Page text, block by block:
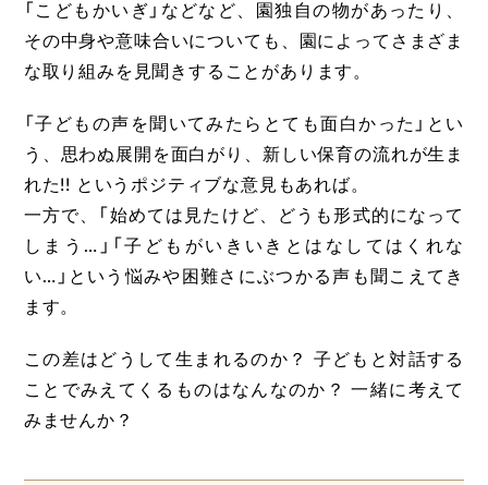
「こどもかいぎ」などなど、園独自の物があったり、
その中身や意味合いについても、園によってさまざま
な取り組みを見聞きすることがあります。
「子どもの声を聞いてみたらとても面白かった」とい
う、思わぬ展開を面白がり、新しい保育の流れが生ま
れた!! というポジティブな意見もあれば。
一方で、「始めては見たけど、どうも形式的になって
しまう…」「子どもがいきいきとはなしてはくれな
い…」という悩みや困難さにぶつかる声も聞こえてき
ます。
この差はどうして生まれるのか？ 子どもと対話する
ことでみえてくるものはなんなのか？ 一緒に考えて
みませんか？